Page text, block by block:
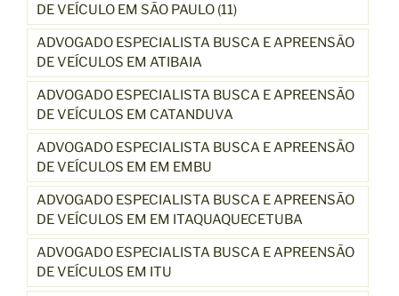
DE VEÍCULO EM SÃO PAULO (11)
ADVOGADO ESPECIALISTA BUSCA E APREENSÃO
DE VEÍCULOS EM ATIBAIA
ADVOGADO ESPECIALISTA BUSCA E APREENSÃO
DE VEÍCULOS EM CATANDUVA
ADVOGADO ESPECIALISTA BUSCA E APREENSÃO
DE VEÍCULOS EM EM EMBU
ADVOGADO ESPECIALISTA BUSCA E APREENSÃO
DE VEÍCULOS EM EM ITAQUAQUECETUBA
ADVOGADO ESPECIALISTA BUSCA E APREENSÃO
DE VEÍCULOS EM ITU